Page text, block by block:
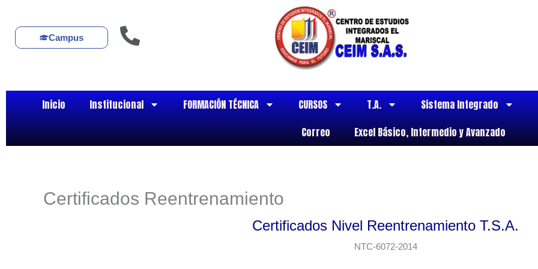
contenido
Campus
Inicio Institucional FORMACIÓN TÉCNICA CURSOS T.A. Sistema Integrado
Correo
Excel Básico, Intermedio y Avanzado
Certificados Reentrenamiento
Certificados Nivel Reentrenamiento T.S.A.
NTC-6072-2014